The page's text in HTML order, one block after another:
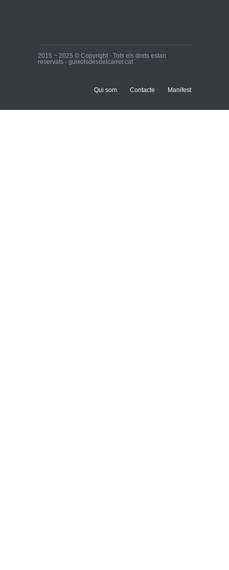
2015 ~ 2025 © Copyright - Tots els drets estan
reservats - guixolsdesdelcarrer.cat
Qui som Contacte Manifest